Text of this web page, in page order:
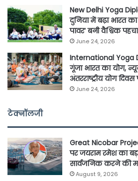
New Delhi Yoga
दुनिया में बढ़ा भारत
पावर’ बनी वैश्विक
June 24, 2026
International Yoga
गूंजा भारत का योग,
अंतरराष्ट्रीय योग
June 24, 2026
टेक्नॉलजी
Great Nicobar
पर जयराम रमेश का बड़ा
सार्वजनिक करने की
August 9, 2026